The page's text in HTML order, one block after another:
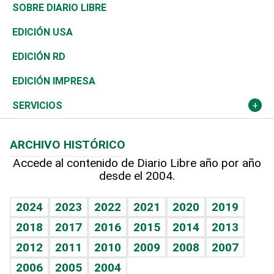
José Boquete
Reportajes
Asia
África
Ocenanía
Caribe
Resto del mundo
Consumo
Vivienda
Telecom.
Global y variable
Economía personal
Belleza
Buena Vida
Sociales
Novedades
Podcast Arte Libre
Hablando con el pediatra
Vida y familia
Eñe
Celebrando la vida
Golf
Ciclismo
Tenis
Olimpismo
Más deportes
Línea de hit
TBT Deportivo
De buena tinta
En Directo
El Espía
Noticiero Poteleche
Columnistas
Más firmas
Clima
Tecnología
Historia
Martes de tecnología
Cambio climático
Mundo
Economía
Revista
Deportes
Opinión
Hecho en casa
Guía del dinero
SOBRE DIARIO LIBRE
EDICIÓN USA
EDICIÓN RD
EDICIÓN IMPRESA
SERVICIOS
Cumpleaños
Horóscopos
Crucigramas
ARCHIVO HISTÓRICO
Accede al contenido de Diario Libre año por año
desde el 2004.
2024 2023 2022 2021 2020
2019
2018
2017 2016 2015 2014
2013
2012
2011 2010 2009 2008
2007
2006
2005 2004